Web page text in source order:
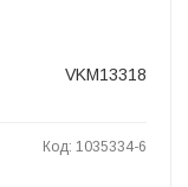
VKM13318
Код: 1035334-6